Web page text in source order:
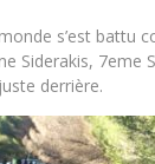
s’est battu
Siderakis, 7eme
derrière.